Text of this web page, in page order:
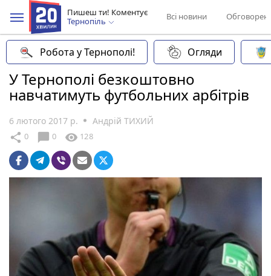
Пишеш ти! Коментує
Тернопіль
Всі новини
Робота у Тернополі! Огляди
У Тернополі безкоштовно
навчатимуть футбольних арбітрів
6 лютого 2017 р. Андрій ТИХИЙ
share 0 chat_bubble 0 visibility 128